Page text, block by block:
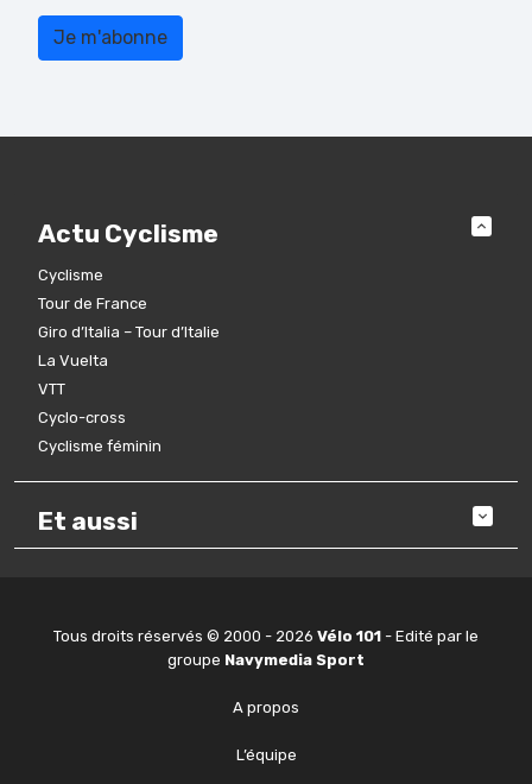
Actu Cyclisme
Cyclisme
Tour de France
Giro d’Italia – Tour d’Italie
La Vuelta
VTT
Cyclo-cross
Cyclisme féminin
Et aussi
Tous droits réservés © 2000 - 2026 Vélo 101 - Edité par le
groupe Navymedia Sport
A propos
L’équipe